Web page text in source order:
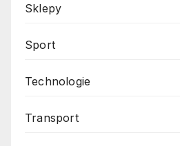
Sklepy
Sport
Technologie
Transport